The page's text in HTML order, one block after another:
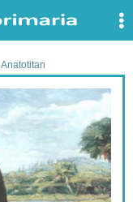
Anatotitan